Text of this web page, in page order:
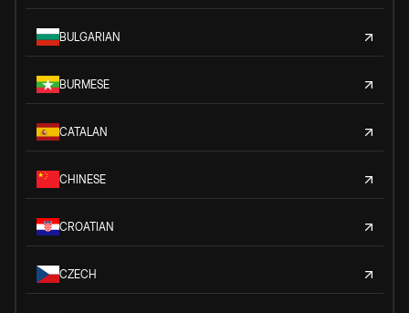
BULGARIAN
BURMESE
CATALAN
CHINESE
CROATIAN
CZECH